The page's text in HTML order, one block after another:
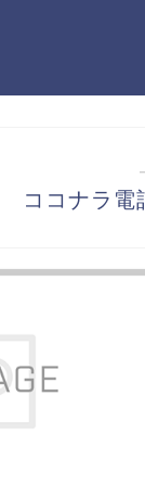
ココナラ電